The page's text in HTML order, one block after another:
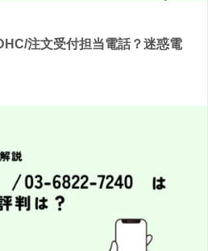
注文受付担当電話？迷惑電